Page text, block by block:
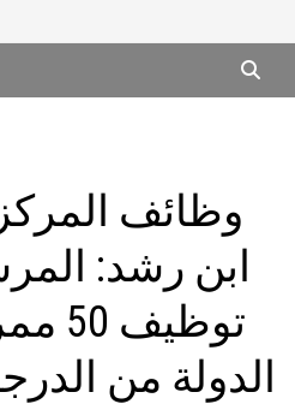
وظائف
ابن رشد:
الدولة من